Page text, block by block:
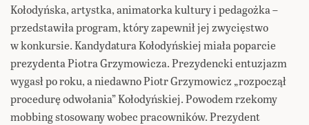
Kołodyńska, artystka, animatorka kultury i pedagożka –
przedstawiła program, który zapewnił jej zwycięstwo
w konkursie. Kandydatura Kołodyńskiej miała poparcie
prezydenta Piotra Grzymowicza. Prezydencki entuzjazm
wygasł po roku, a niedawno Piotr Grzymowicz „rozpoczął
procedurę odwołania” Kołodyńskiej. Powodem rzekomy
mobbing stosowany wobec pracowników. Prezydent